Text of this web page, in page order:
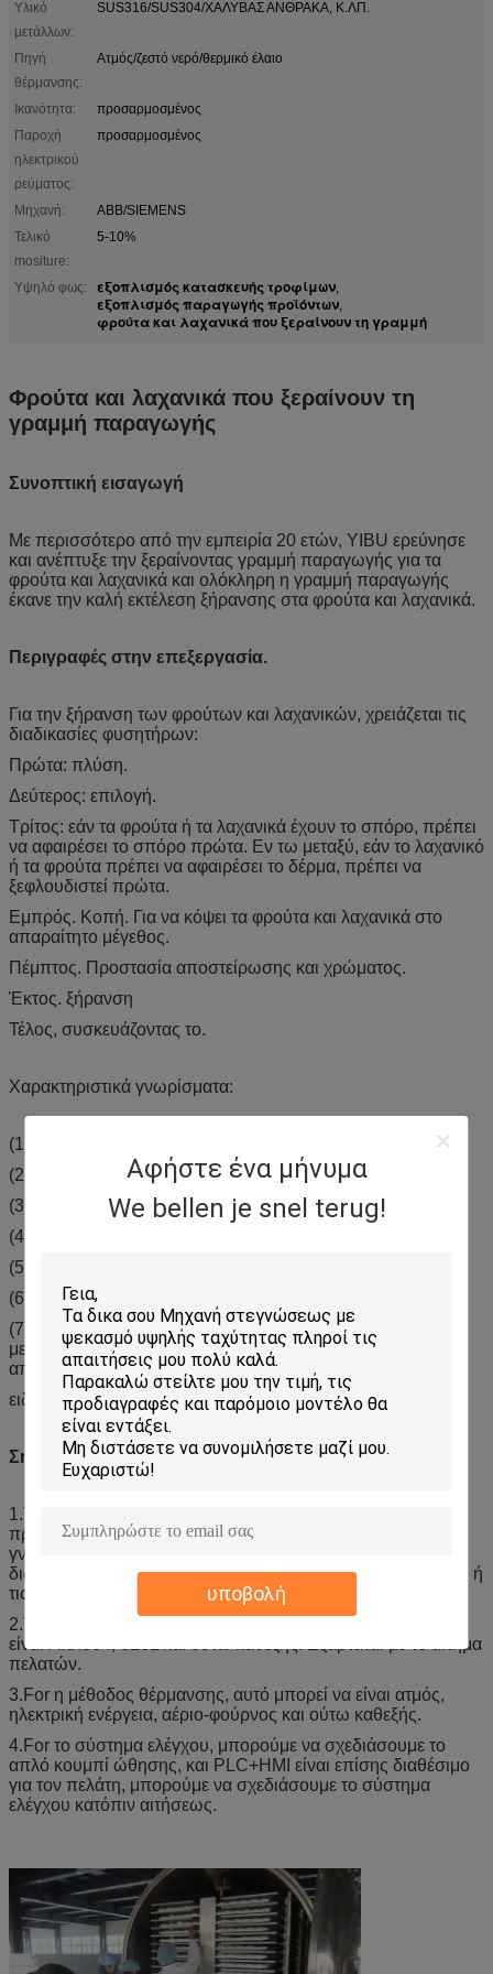
Αφήστε ένα μήνυμα
We bellen je snel terug!
υποβολή
Υλικό
μετάλλων:
SUS316/SUS304/ΧΑΛΥΒΑΣ ΑΝΘΡΑΚΑ, Κ.ΛΠ.
Πηγή
θέρμανσης:
Ατμός/ζεστό νερό/θερμικό έλαιο
Ικανότητα:
προσαρμοσμένος
Παροχή
ηλεκτρικού
ρεύματος:
προσαρμοσμένος
Μηχανή:
ABB/SIEMENS
Τελικό
mositure:
5-10%
Υψηλό φως: εξοπλισμός κατασκευής τροφίμων,
εξοπλισμός παραγωγής προϊόντων,
φρούτα και λαχανικά που ξεραίνουν τη γραμμή
Φρούτα και λαχανικά που ξεραίνουν τη
γραμμή παραγωγής
Συνοπτική εισαγωγή
Με περισσότερο από την εμπειρία 20 ετών, YIBU ερεύνησε
και ανέπτυξε την ξεραίνοντας γραμμή παραγωγής για τα
φρούτα και λαχανικά και ολόκληρη η γραμμή παραγωγής
έκανε την καλή εκτέλεση ξήρανσης στα φρούτα και λαχανικά.
Περιγραφές στην επεξεργασία.
Για την ξήρανση των φρούτων και λαχανικών, χρειάζεται τις
διαδικασίες φυσητήρων:
Πρώτα: πλύση.
Δεύτερος: επιλογή.
Τρίτος: εάν τα φρούτα ή τα λαχανικά έχουν το σπόρο, πρέπει
να αφαιρέσει το σπόρο πρώτα. Εν τω μεταξύ, εάν το λαχανικό
ή τα φρούτα πρέπει να αφαιρέσει το δέρμα, πρέπει να
ξεφλουδιστεί πρώτα.
Εμπρός. Κοπή. Για να κόψει τα φρούτα και λαχανικά στο
απαραίτητο μέγεθος.
Πέμπτος. Προστασία αποστείρωσης και χρώματος.
Έκτος. ξήρανση
Τέλος, συσκευάζοντας το.
Χαρακτηριστικά γνωρίσματα:
(1) απλή λειτουργία,
(2) λογική δομή,
(3) κατάλληλη συντήρηση,
(4) ρύθμιση ταχύτητας
(5) ευρεία εφαρμογή,
(6) ελεύθερος συνδυασμός θερμοκρασίας και
(7) αντικαθιστώντας τη βαριά χειρωνακτική εργασία,
μειώνοντας το κόστος παραγωγής και βελτιώνοντας την
αποδοτικότητα παραγωγής
ειδική συσκευή Α (8) του υψηλότερου αυτόματου βαθμού
Σημειώσεις:
1.This το είδος εγκαταστάσεων γίνεται βασισμένο στο
προσαρμοσμένο σχέδιο. Όχι σε όλα τα χαρακτηριστικά
γνωρίσματα παρέχονται όλα τα σχέδια. Οι πραγματικές
διαμορφώσεις πρέπει να γίνουν σύμφωνα με τις συμβάσεις ή
τις συμφωνίες υπογεγραμμένες.
2.The το υλικό για την κατασκευή της μηχανής μπορεί να
είναι AISI304, 316L και ούτω καθεξής. Εξαρτάται με το αίτημα
πελατών.
3.For η μέθοδος θέρμανσης, αυτό μπορεί να είναι ατμός,
ηλεκτρική ενέργεια, αέριο-φούρνος και ούτω καθεξής.
4.For το σύστημα ελέγχου, μπορούμε να σχεδιάσουμε το
απλό κουμπί ώθησης, και PLC+HMI είναι επίσης διαθέσιμο
για τον πελάτη, μπορούμε να σχεδιάσουμε το σύστημα
ελέγχου κατόπιν αιτήσεως.